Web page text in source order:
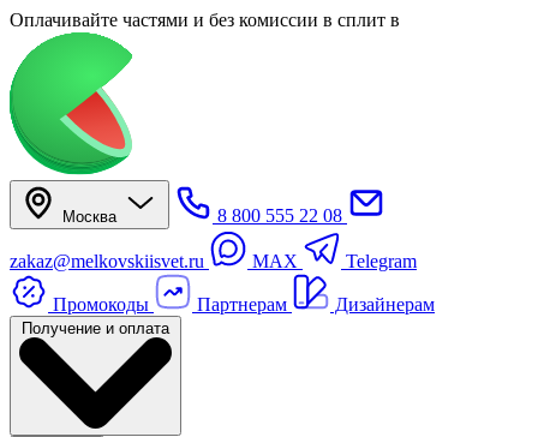
Оплачивайте частями и без комиссии в сплит в
Москва 8 800 555 22 08
zakaz@melkovskiisvet.ru MAX Telegram
Промокоды Партнерам Дизайнерам
Получение и оплата